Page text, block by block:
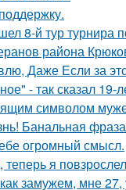
8-й тур турнира
района
Даже Если за
- так сказал 19-
символом
Банальная
огромный смысл.
я
замужем, мне 27,